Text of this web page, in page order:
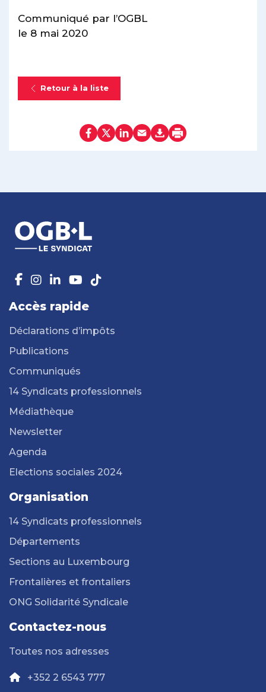
Communiqué par l’OGBL
le 8 mai 2020
Retour à la liste
Accès rapide
Déclarations d’impôts
Publications
Communiqués
14 Syndicats professionnels
Médiathèque
Newsletter
Agenda
Elections sociales 2024
Organisation
14 Syndicats professionnels
Départements
Sections au Luxembourg
Frontalières et frontaliers
ONG Solidarité Syndicale
Contactez-nous
Toutes nos adresses
+352 2 6543 777